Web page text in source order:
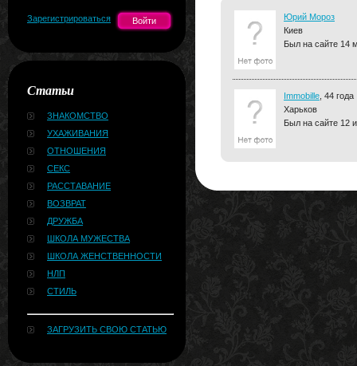
Зарегистрироваться
Статьи
ЗНАКОМСТВО
УХАЖИВАНИЯ
ОТНОШЕНИЯ
СЕКС
РАССТАВАНИЕ
ВОЗВРАТ
ДРУЖБА
ШКОЛА МУЖЕСТВА
ШКОЛА ЖЕНСТВЕННОСТИ
НЛП
СТИЛЬ
ЗАГРУЗИТЬ СВОЮ СТАТЬЮ
Юрий Мороз
Киев
Был на сайте 14
Immobille , 44 года
Харьков
Был на сайте 12